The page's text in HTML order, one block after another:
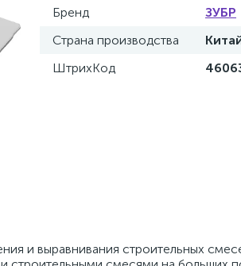
Бренд
ЗУБР
Страна производства
ШтрихКод
и выравнивания строительных